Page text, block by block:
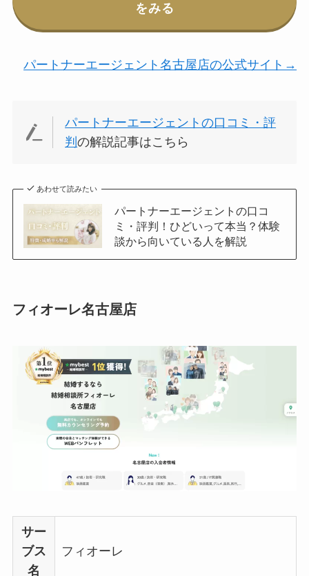
をみる
パートナーエージェント名古屋店の公式サイト→
パートナーエージェントの口コミ・評
判の解説記事はこちら
あわせて読みたい
パートナーエージェントの口コ
ミ・評判！ひどいって本当？体験
談から向いている人を解説
フィオーレ名古屋店
サー
ブス
名
フィオーレ